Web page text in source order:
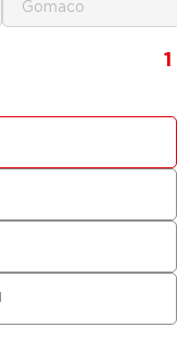
1
1
gomaco